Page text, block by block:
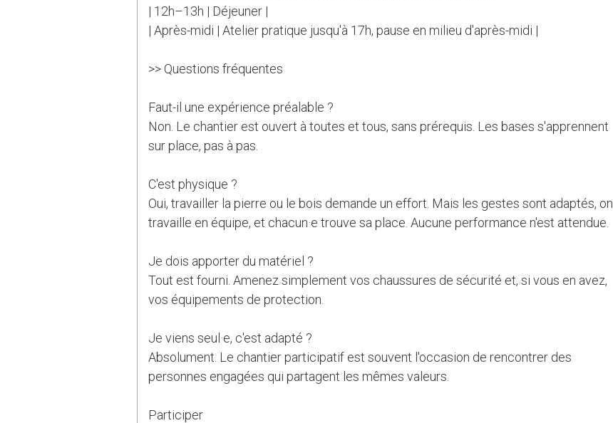
| 12h–13h | Déjeuner |
| Après-midi | Atelier pratique jusqu'à 17h, pause en milieu d'après-midi |
>> Questions fréquentes
Faut-il une expérience préalable ?
Non. Le chantier est ouvert à toutes et tous, sans prérequis. Les bases s'apprennent
sur place, pas à pas.
C'est physique ?
Oui, travailler la pierre ou le bois demande un effort. Mais les gestes sont adaptés, on
travaille en équipe, et chacun·e trouve sa place. Aucune performance n'est attendue.
Je dois apporter du matériel ?
Tout est fourni. Amenez simplement vos chaussures de sécurité et, si vous en avez,
vos équipements de protection.
Je viens seul·e, c'est adapté ?
Absolument. Le chantier participatif est souvent l'occasion de rencontrer des
personnes engagées qui partagent les mêmes valeurs.
Participer